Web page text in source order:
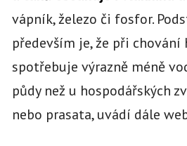
vápník, železo či fosfor.
především je, že při chování
spotřebuje výrazně méně
půdy než u hospodářských
nebo prasata, uvádí dále